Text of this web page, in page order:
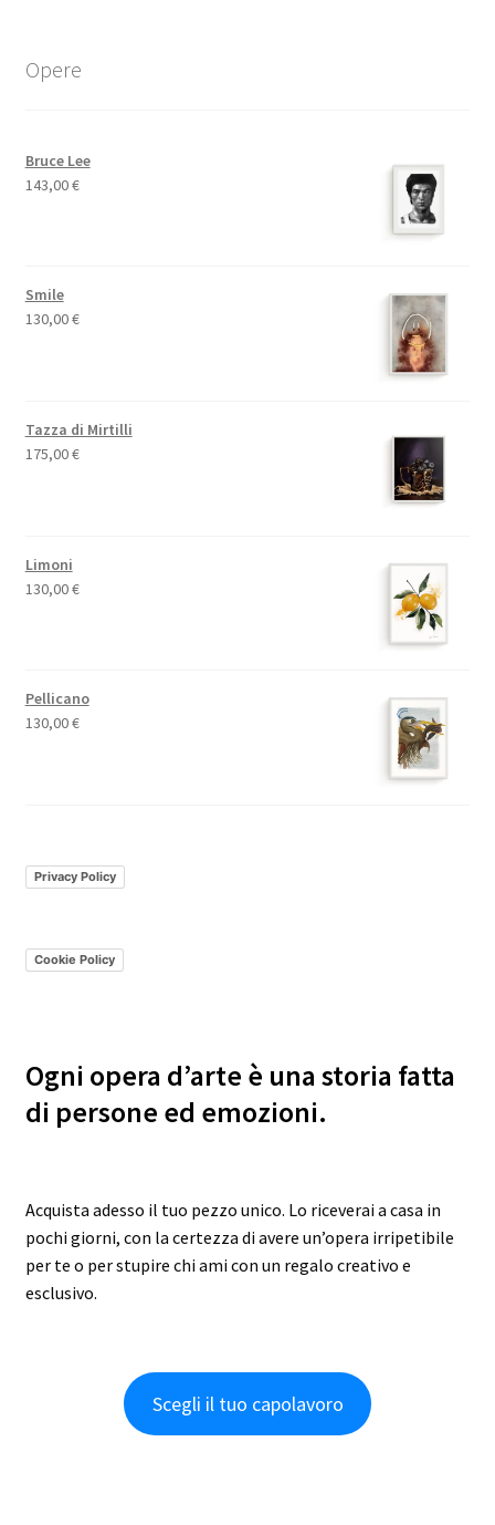
Opere
Bruce Lee
143,00€
Smile
130,00€
Tazza di Mirtilli
175,00€
Limoni
130,00€
Pellicano
130,00€
Privacy Policy
Cookie Policy
Ogni opera d’arte è una storia fatta
di persone ed emozioni.
Acquista adesso il tuo pezzo unico. Lo riceverai a casa in
pochi giorni, con la certezza di avere un’opera irripetibile
per te o per stupire chi ami con un regalo creativo e
esclusivo.
Scegli il tuo capolavoro